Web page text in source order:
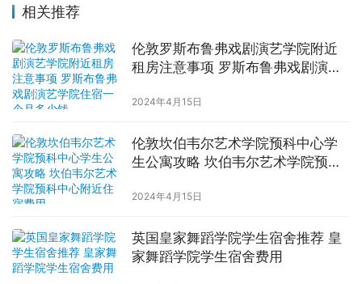
相关推荐
伦敦罗斯布鲁弗戏剧演艺学院附近
租房注意事项 罗斯布鲁弗戏剧演艺
2024年4月15日
伦敦坎伯韦尔艺术学院预科中心学
生公寓攻略 坎伯韦尔艺术学院预科
2024年4月15日
英国皇家舞蹈学院学生宿舍推荐 皇
家舞蹈学院学生宿舍费用